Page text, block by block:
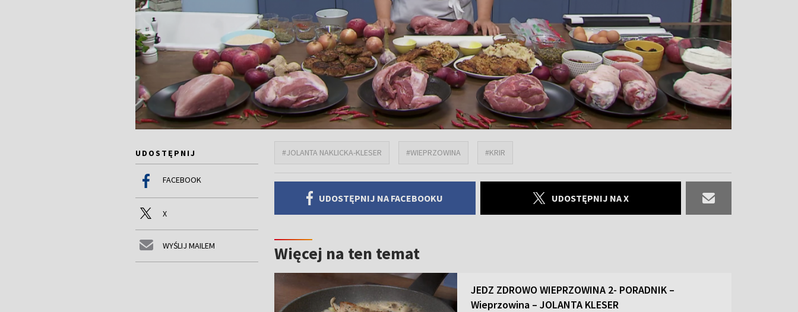
UDOSTĘPNIJ
FACEBOOK
X
WYŚLIJ MAILEM
#JOLANTA NAKLICKA-KLESER #WIEPRZOWINA #KRIR
UDOSTĘPNIJ NA FACEBOOKU UDOSTĘPNIJ NA X
Więcej na ten temat
JEDZ ZDROWO WIEPRZOWINA 2- PORADNIK –
Wieprzowina – JOLANTA KLESER